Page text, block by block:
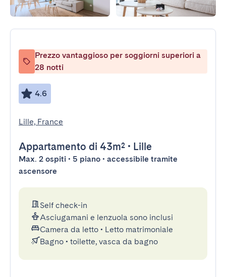
Prezzo vantaggioso per soggiorni superiori a
28 notti
4.6
Lille, France
Appartamento di 43m² • Lille
Max. 2 ospiti • 5 piano • accessibile tramite
ascensore
Self check-in
Asciugamani e lenzuola sono inclusi
Camera da letto • Letto matrimoniale
Bagno • toilette, vasca da bagno